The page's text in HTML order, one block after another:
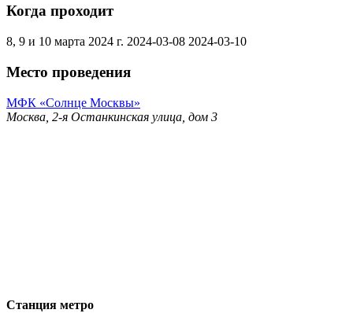
Когда проходит
8, 9 и 10 марта 2024 г. 2024-03-08 2024-03-10
Место проведения
МФК «Солнце Москвы»
Москва, 2-я Останкинская улица, дом 3
Станция метро